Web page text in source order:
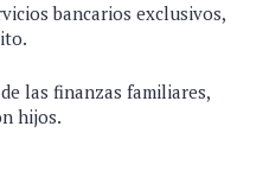
bancarios exclusivos,
las finanzas familiares,
hijos.